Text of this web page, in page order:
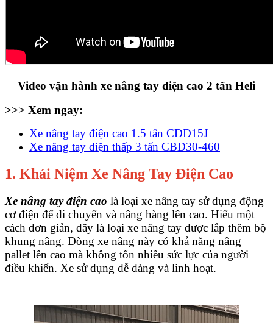
Video vận hành xe nâng tay điện cao 2 tấn Heli
>>> Xem ngay:
Xe nâng tay điện cao 1.5 tấn CDD15J
Xe nâng tay điện thấp 3 tấn CBD30-460
1. Khái Niệm Xe Nâng Tay Điện Cao
Xe nâng tay điện cao là loại xe nâng tay sử dụng động
cơ điện để di chuyển và nâng hàng lên cao. Hiểu một
cách đơn giản, đây là loại xe nâng tay được lắp thêm bộ
khung nâng. Dòng xe nâng này có khả năng nâng
pallet lên cao mà không tốn nhiều sức lực của người
điều khiển. Xe sử dụng dễ dàng và linh hoạt.